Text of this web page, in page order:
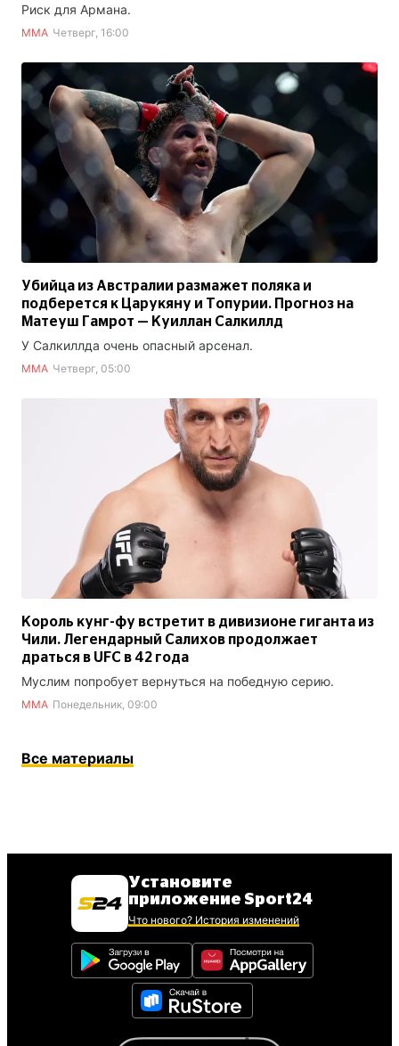
Риск для Армана.
ММА Четверг, 16:00
Убийца из Австралии размажет поляка и
подберется к Царукяну и Топурии. Прогноз на
Матеуш Гамрот — Куиллан Салкиллд
У Салкиллда очень опасный арсенал.
ММА Четверг, 05:00
Король кунг-фу встретит в дивизионе гиганта из
Чили. Легендарный Салихов продолжает
драться в UFC в 42 года
Муслим попробует вернуться на победную серию.
ММА Понедельник, 09:00
Все материалы
Установите
приложение Sport24
Что нового? История изменений